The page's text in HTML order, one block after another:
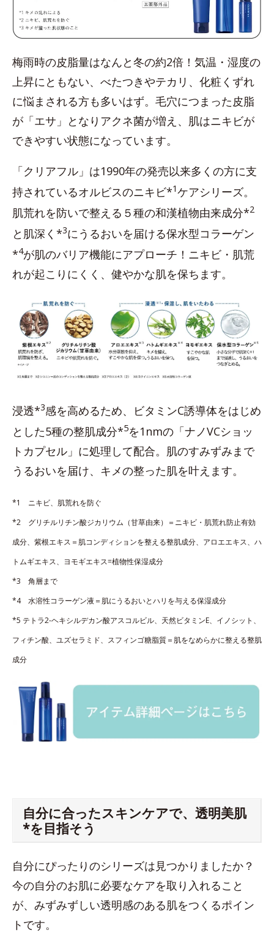
梅雨時の皮脂量はなんと冬の約2倍！気温・湿度の
上昇にともない、べたつきやテカリ、化粧くずれ
に悩まされる方も多いはず。毛穴につまった皮脂
が「エサ」となりアクネ菌が増え、肌はニキビが
できやすい状態になっています。
「クリアフル」は1990年の発売以来多くの方に支
持されているオルビスのニキビ*1ケアシリーズ。
肌荒れを防いで整える５種の和漢植物由来成分*2
と肌深く*3にうるおいを届ける保水型コラーゲン
*4が肌のバリア機能にアプローチ！ニキビ・肌荒
れが起こりにくく、健やかな肌を保ちます。
浸透*3感を高めるため、ビタミンC誘導体をはじめ
とした5種の整肌成分*5を1nmの「ナノVCショッ
トカプセル」に処理して配合。肌のすみずみまで
うるおいを届け、キメの整った肌を叶えます。
*1 ニキビ、肌荒れを防ぐ
*2 グリチルリチン酸ジカリウム（甘草由来）＝ニキビ・肌荒れ防止有効
成分、紫根エキス＝肌コンディションを整える整肌成分、アロエエキス、ハ
トムギエキス、ヨモギエキス=植物性保湿成分
*3 角層まで
*4 水溶性コラーゲン液＝肌にうるおいとハリを与える保湿成分
*5 テトラ2-ヘキシルデカン酸アスコルビル、天然ビタミンE、イノシット、
フィチン酸、ユズセラミド、スフィンゴ糖脂質＝肌をなめらかに整える整肌
成分
自分に合ったスキンケアで、透明美肌
*を目指そう
自分にぴったりのシリーズは見つかりましたか？
今の自分のお肌に必要なケアを取り入れること
が、みずみずしい透明感のある肌をつくるポイン
トです。